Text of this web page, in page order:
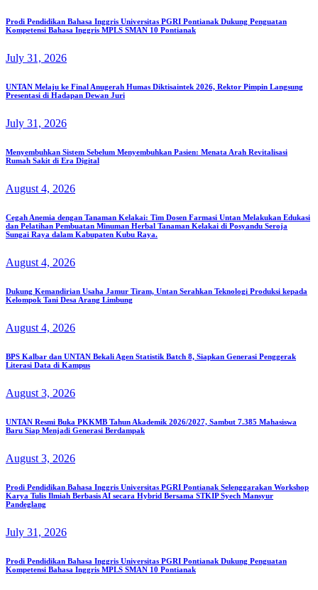
Prodi Pendidikan Bahasa Inggris Universitas PGRI Pontianak Dukung Penguatan
Kompetensi Bahasa Inggris MPLS SMAN 10 Pontianak
July 31, 2026
UNTAN Melaju ke Final Anugerah Humas Diktisaintek 2026, Rektor Pimpin Langsung
Presentasi di Hadapan Dewan Juri
July 31, 2026
Menyembuhkan Sistem Sebelum Menyembuhkan Pasien: Menata Arah Revitalisasi
Rumah Sakit di Era Digital
August 4, 2026
Cegah Anemia dengan Tanaman Kelakai: Tim Dosen Farmasi Untan Melakukan Edukasi
dan Pelatihan Pembuatan Minuman Herbal Tanaman Kelakai di Posyandu Seroja
Sungai Raya dalam Kabupaten Kubu Raya.
August 4, 2026
Dukung Kemandirian Usaha Jamur Tiram, Untan Serahkan Teknologi Produksi kepada
Kelompok Tani Desa Arang Limbung
August 4, 2026
BPS Kalbar dan UNTAN Bekali Agen Statistik Batch 8, Siapkan Generasi Penggerak
Literasi Data di Kampus
August 3, 2026
UNTAN Resmi Buka PKKMB Tahun Akademik 2026/2027, Sambut 7.385 Mahasiswa
Baru Siap Menjadi Generasi Berdampak
August 3, 2026
Prodi Pendidikan Bahasa Inggris Universitas PGRI Pontianak Selenggarakan Workshop
Karya Tulis Ilmiah Berbasis AI secara Hybrid Bersama STKIP Syech Mansyur
Pandeglang
July 31, 2026
Prodi Pendidikan Bahasa Inggris Universitas PGRI Pontianak Dukung Penguatan
Kompetensi Bahasa Inggris MPLS SMAN 10 Pontianak